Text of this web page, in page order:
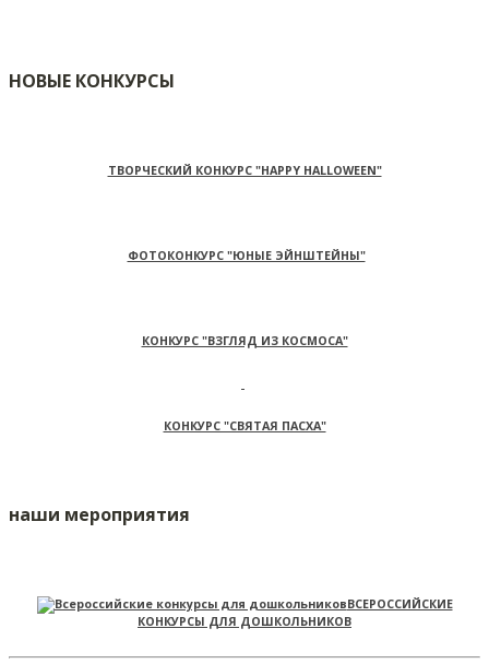
НОВЫЕ КОНКУРСЫ
ТВОРЧЕСКИЙ КОНКУРС "HAPPY HALLOWEEN"
ФОТОКОНКУРС "ЮНЫЕ ЭЙНШТЕЙНЫ"
КОНКУРС "ВЗГЛЯД ИЗ КОСМОСА"
КОНКУРС "СВЯТАЯ ПАСХА"
наши мероприятия
ВСЕРОССИЙСКИЕ
КОНКУРСЫ ДЛЯ ДОШКОЛЬНИКОВ